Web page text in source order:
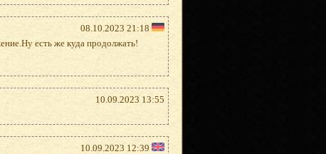
08.10.2023 21:18
есть же куда продолжать!
10.09.2023 13:55
10.09.2023 12:39